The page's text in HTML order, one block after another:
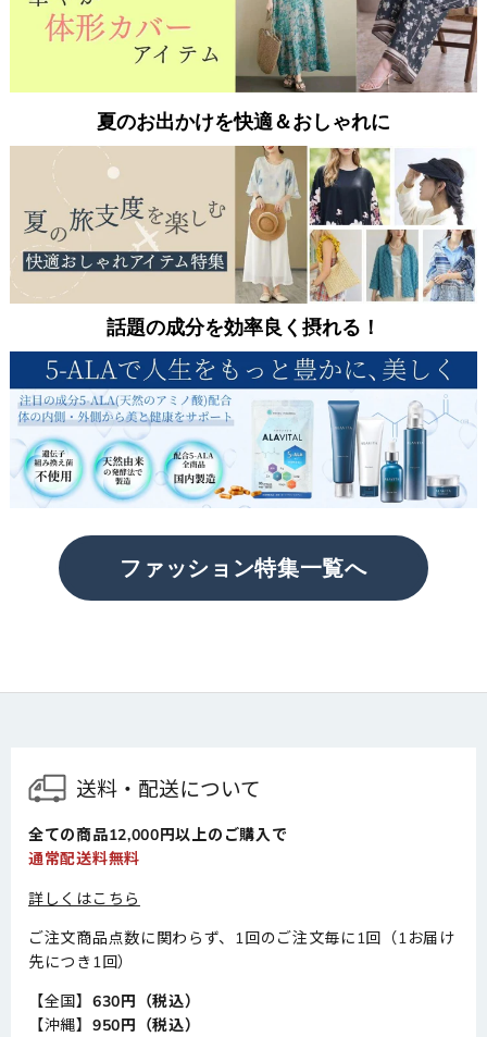
夏のお出かけを快適＆おしゃれに
話題の成分を効率良く摂れる！
ファッション特集一覧へ
送料・配送について
全ての商品12,000円以上のご購入で
通常配送料無料
詳しくはこちら
ご注文商品点数に関わらず、1回のご注文毎に1回（1お届け
先につき1回）
【全国】 630円（税込）
【沖縄】 950円（税込）